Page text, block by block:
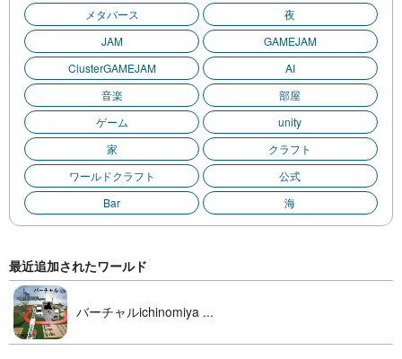
メタバース
夜
JAM
GAMEJAM
ClusterGAMEJAM
AI
音楽
部屋
ゲーム
unity
家
クラフト
ワールドクラフト
公式
Bar
海
最近追加されたワールド
バーチャルichinomiya ...